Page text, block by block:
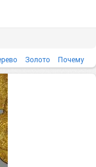
Золото Почему